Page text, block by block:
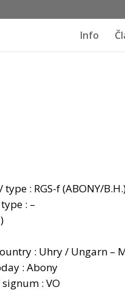
Info
: RGS-f (ABONY/
: –
: Uhry / Ungarn –
: Abony
: VO